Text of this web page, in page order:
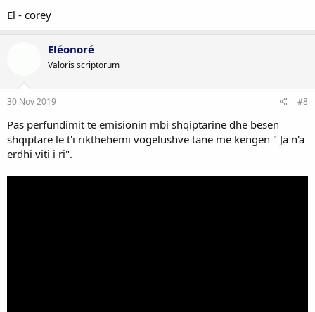
El - corey
Eléonoré
Valoris scriptorum
30 Nov 2019 #8
Pas perfundimit te emisionin mbi shqiptarine dhe besen
shqiptare le t'i rikthehemi vogelushve tane me kengen " Ja n'a
erdhi viti i ri".